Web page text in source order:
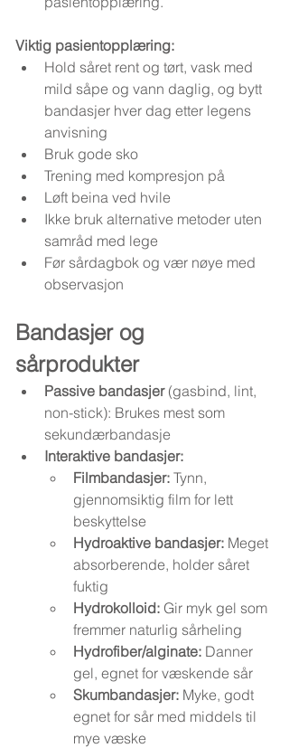
Viktig pasientopplæring:
Hold såret rent og tørt, vask med
mild såpe og vann daglig, og bytt
bandasjer hver dag etter legens
anvisning
Bruk gode sko
Trening med kompresjon på
Løft beina ved hvile
Ikke bruk alternative metoder uten
samråd med lege
Før sårdagbok og vær nøye med
observasjon
Bandasjer og
sårprodukter
Passive bandasjer (gasbind, lint,
non-stick): Brukes mest som
sekundærbandasje
Interaktive bandasjer:
Filmbandasjer: Tynn,
gjennomsiktig film for lett
beskyttelse
Hydroaktive bandasjer: Meget
absorberende, holder såret
fuktig
Hydrokolloid: Gir myk gel som
fremmer naturlig sårheling
Hydrofiber/alginate: Danner
gel, egnet for væskende sår
Skumbandasjer: Myke, godt
egnet for sår med middels til
mye væske